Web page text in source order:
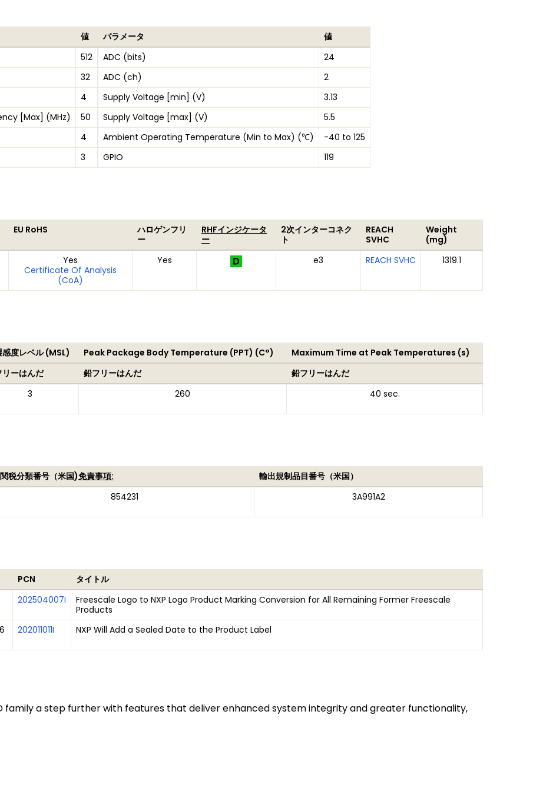
値
512
32
4
[Max] (MHz)
50
4
3
パラメータ
値
ADC (bits)
24
ADC (ch)
2
Supply Voltage [min] (V)
3.13
Supply Voltage [max] (V)
5.5
Ambient Operating Temperature (Min to Max) (℃)
-40 to 125
GPIO
119
EU RoHS
ハロゲンフリ
ー
RHFインジケータ
ー
2次インターコネク
ト
REACH
SVHC
Weight
(mg)
Yes
Certificate Of Analysis
(CoA)
Yes e3 REACH SVHC 1319.1
感度レベル (MSL) Peak Package Body Temperature (PPT) (C°)
Maximum Time at Peak Temperatures (s)
リーはんだ
鉛フリーはんだ
鉛フリーはんだ
3 260 40 sec.
関税分類番号（米国)免責事項:
輸出規制品目番号（米国）
854231 3A991A2
PCN
タイトル
202504007I
Freescale Logo to NXP Logo Product Marking Conversion for All Remaining Former Freescale
Products
202011011I NXP Will Add a Sealed Date to the Product Label
family a step further with features that deliver enhanced system integrity and greater functionality,